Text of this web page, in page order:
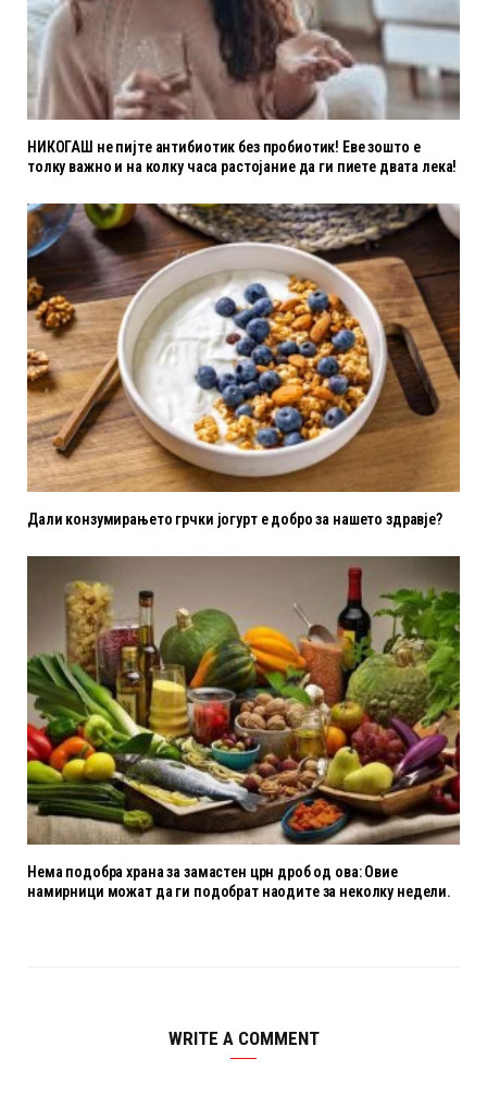
НИКОГАШ не пијте антибиотик без пробиотик! Еве зошто е
толку важно и на колку часа растојание да ги пиете двата лека!
Дали конзумирањето грчки јогурт е добро за нашето здравје?
Нема подобра храна за замастен црн дроб од ова: Овие
намирници можат да ги подобрат наодите за неколку недели.
WRITE A COMMENT